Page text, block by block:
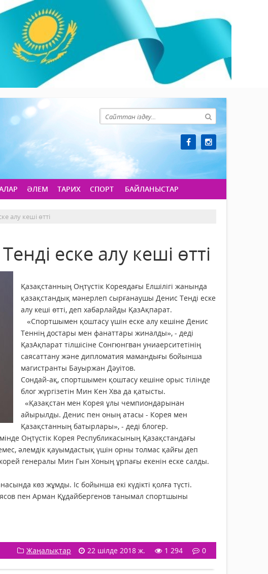
ӘЛЕМ ТАРИХ СПОРТ БАЙЛАНЫСТАР
алу кеші өтті
еске алу кеші өтті
Қазақстанның Оңтүстік Кореядағы Елшілігі жанында
қазақстандық мәнерлеп сырғанаушы Денис Тенді еске
алу кеші өтті, деп хабарлайды ҚазАқпарат.
«Спортшымен қоштасу үшін еске алу кешіне Денис
Теннің достары мен фанаттары жиналды», - деді
ҚазАқпарат тілшісіне Сонгюнгван униаерситетінің
саясаттану және дипломатия мамандығы бойынша
магистранты Бауыржан Дәуітов.
Сондай-ақ, спортшымен қоштасу кешіне орыс тілінде
блог жүргізетін Мин Кен Хва да қатысты.
«Қазақстан мен Корея ұлы чемпиондарынан
айырылды. Денис пен оның атасы - Корея мен
Қазақстанның батырлары», - деді блогер.
Оңтүстік Корея Республикасының Қазақстандағы
әлемдік қауымдастық үшін орны толмас қайғы деп
генералы Мин Гын Хоның ұрпағы екенін еске салды.
көз жұмды. Іс бойынша екі күдікті қолға түсті.
пен Арман Құдайбергенов танымал спортшыны
Жаңалықтар
22 шілде 2018 ж. 1 294 0